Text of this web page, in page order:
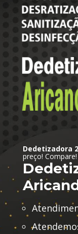
Dedetizadora
preço! Compare!